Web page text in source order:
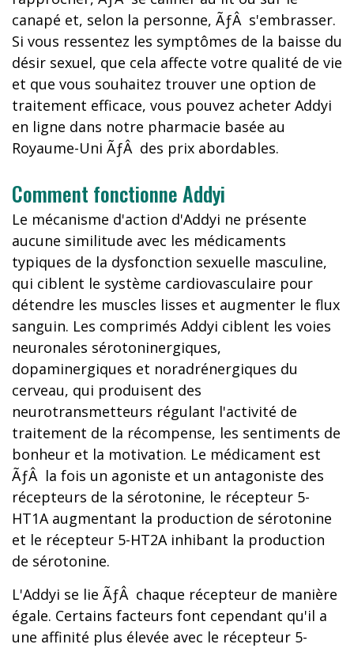
canapé et, selon la personne, ÃƒÂ s'embrasser.
Si vous ressentez les symptômes de la baisse du
désir sexuel, que cela affecte votre qualité de vie
et que vous souhaitez trouver une option de
traitement efficace, vous pouvez acheter Addyi
en ligne dans notre pharmacie basée au
Royaume-Uni ÃƒÂ des prix abordables.
Comment fonctionne Addyi
Le mécanisme d'action d'Addyi ne présente
aucune similitude avec les médicaments
typiques de la dysfonction sexuelle masculine,
qui ciblent le système cardiovasculaire pour
détendre les muscles lisses et augmenter le flux
sanguin. Les comprimés Addyi ciblent les voies
neuronales sérotoninergiques,
dopaminergiques et noradrénergiques du
cerveau, qui produisent des
neurotransmetteurs régulant l'activité de
traitement de la récompense, les sentiments de
bonheur et la motivation. Le médicament est
ÃƒÂ la fois un agoniste et un antagoniste des
récepteurs de la sérotonine, le récepteur 5-
HT1A augmentant la production de sérotonine
et le récepteur 5-HT2A inhibant la production
de sérotonine.
L'Addyi se lie ÃƒÂ chaque récepteur de manière
égale. Certains facteurs font cependant qu'il a
une affinité plus élevée avec le récepteur 5-